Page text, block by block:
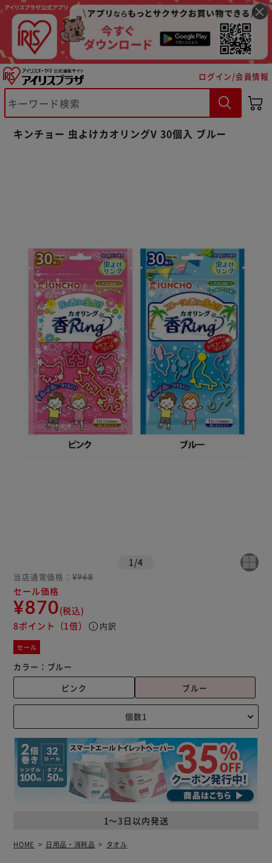
ログイン/会員情報
キンチョー 虫よけカオリングV 30個入 ブルー
1/4
当店通常価格： ¥968
セール価格
¥870(税込)
8ポイント （1倍） info 内訳
セール
カラー： ブルー
ピンク
ブルー
1～3日以内発送
HOME 日用品・消耗品 タオル
※ご確認ください